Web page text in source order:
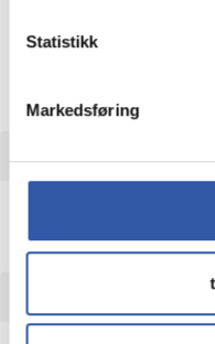
Statistikk
Markedsføring
BESKRIVELSE
SAMSUNG
2-degree for IVC
UTVIDET